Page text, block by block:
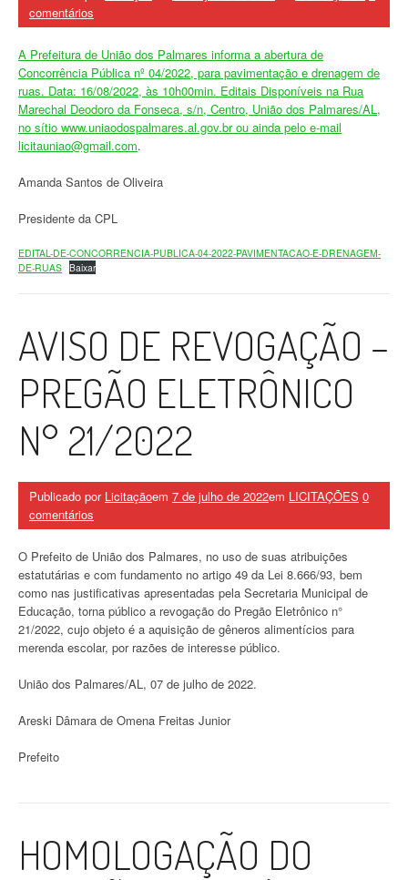
comentários
A Prefeitura de União dos Palmares informa a abertura de
Concorrência Pública nº 04/2022, para pavimentação e drenagem de
ruas. Data: 16/08/2022, às 10h00min. Editais Disponíveis na Rua
Marechal Deodoro da Fonseca, s/n, Centro, União dos Palmares/AL,
no sítio www.uniaodospalmares.al.gov.br ou ainda pelo e-mail
licitauniao@gmail.com.
Amanda Santos de Oliveira
Presidente da CPL
EDITAL-DE-CONCORRENCIA-PUBLICA-04-2022-PAVIMENTACAO-E-DRENAGEM-
DE-RUAS Baixar
AVISO DE REVOGAÇÃO –
PREGÃO ELETRÔNICO
N° 21/2022
Publicado por Licitaçãoem 7 de julho de 2022em LICITAÇÕES 0
comentários
O Prefeito de União dos Palmares, no uso de suas atribuições
estatutárias e com fundamento no artigo 49 da Lei 8.666/93, bem
como nas justificativas apresentadas pela Secretaria Municipal de
Educação, torna público a revogação do Pregão Eletrônico n°
21/2022, cujo objeto é a aquisição de gêneros alimentícios para
merenda escolar, por razões de interesse público.
União dos Palmares/AL, 07 de julho de 2022.
Areski Dâmara de Omena Freitas Junior
Prefeito
HOMOLOGAÇÃO DO